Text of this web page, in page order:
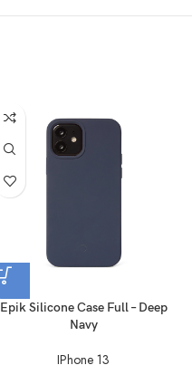
Epik Silicone Case Full – Deep
Navy
IPhone 13